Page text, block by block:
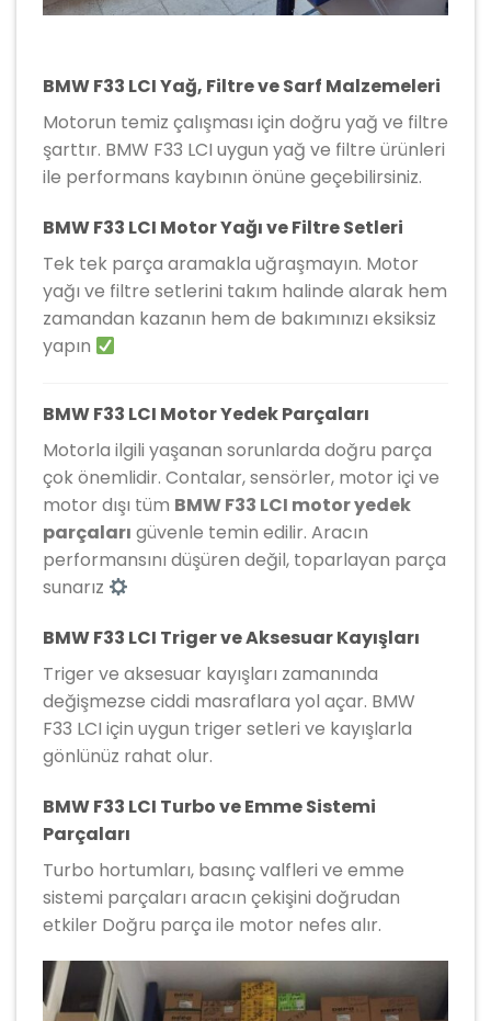
BMW F33 LCI Yağ, Filtre ve Sarf Malzemeleri
Motorun temiz çalışması için doğru yağ ve filtre
şarttır. BMW F33 LCI uygun yağ ve filtre ürünleri
ile performans kaybının önüne geçebilirsiniz.
BMW F33 LCI Motor Yağı ve Filtre Setleri
Tek tek parça aramakla uğraşmayın. Motor
yağı ve filtre setlerini takım halinde alarak hem
zamandan kazanın hem de bakımınızı eksiksiz
yapın
BMW F33 LCI Motor Yedek Parçaları
Motorla ilgili yaşanan sorunlarda doğru parça
çok önemlidir. Contalar, sensörler, motor içi ve
motor dışı tüm BMW F33 LCI motor yedek
parçaları güvenle temin edilir. Aracın
performansını düşüren değil, toparlayan parça
sunarız
BMW F33 LCI Triger ve Aksesuar Kayışları
Triger ve aksesuar kayışları zamanında
değişmezse ciddi masraflara yol açar. BMW
F33 LCI için uygun triger setleri ve kayışlarla
gönlünüz rahat olur.
BMW F33 LCI Turbo ve Emme Sistemi
Parçaları
Turbo hortumları, basınç valfleri ve emme
sistemi parçaları aracın çekişini doğrudan
etkiler Doğru parça ile motor nefes alır.